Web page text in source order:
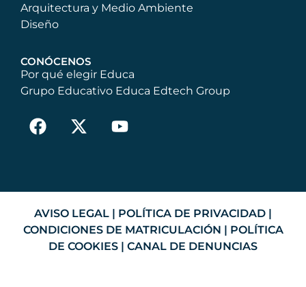
Arquitectura y Medio Ambiente
Diseño
CONÓCENOS
Por qué elegir Educa
Grupo Educativo Educa Edtech Group
AVISO LEGAL | POLÍTICA DE PRIVACIDAD |
CONDICIONES DE MATRICULACIÓN | POLÍTICA
DE COOKIES | CANAL DE DENUNCIAS